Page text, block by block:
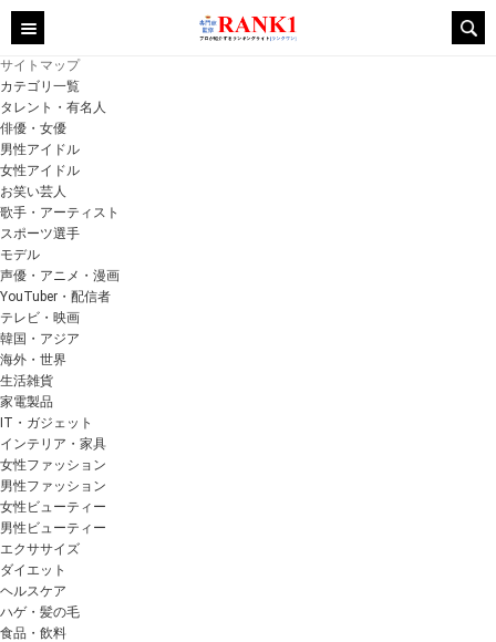
サイトマップ
カテゴリ一覧
タレント・有名人
俳優・女優
男性アイドル
女性アイドル
お笑い芸人
歌手・アーティスト
スポーツ選手
モデル
声優・アニメ・漫画
YouTuber・配信者
テレビ・映画
韓国・アジア
海外・世界
生活雑貨
家電製品
IT・ガジェット
インテリア・家具
女性ファッション
男性ファッション
女性ビューティー
男性ビューティー
エクササイズ
ダイエット
ヘルスケア
ハゲ・髪の毛
食品・飲料